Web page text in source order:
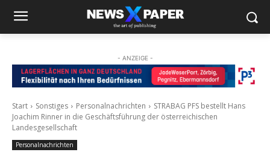
- ANZEIGE -
Start Sonstiges Personalnachrichten
STRABAG PFS bestellt Hans
Joachim Rinner in die Geschäftsführung der österreichischen
Landesgesellschaft
Personalnachrichten